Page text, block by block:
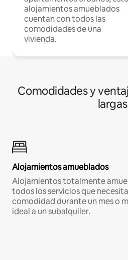
alojamientos amueblados
cuentan con todos las
comodidades de una
vivienda.
Comodidades y
largas
Alojamientos amueblados
Alojamientos totalmente
todos los servicios que
comodidad durante un mes o
ideal a un subalquiler.